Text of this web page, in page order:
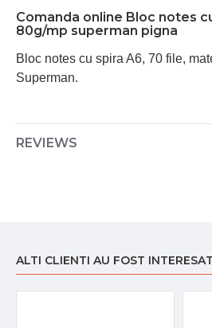
Comanda online Bloc notes
80g/mp superman pigna
Bloc notes cu spira A6, 70 file,
Superman.
REVIEWS
ALTI CLIENTI AU FOST